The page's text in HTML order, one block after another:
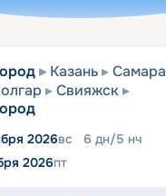
Казань
Самара
Свияжск
2026вс 6 дн/5 нч
2026пт